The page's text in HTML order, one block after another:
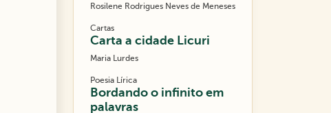
Rosilene Rodrigues Neves de Meneses
Cartas
Carta a cidade Licuri
Maria Lurdes
Poesia Lírica
Bordando o infinito em
palavras